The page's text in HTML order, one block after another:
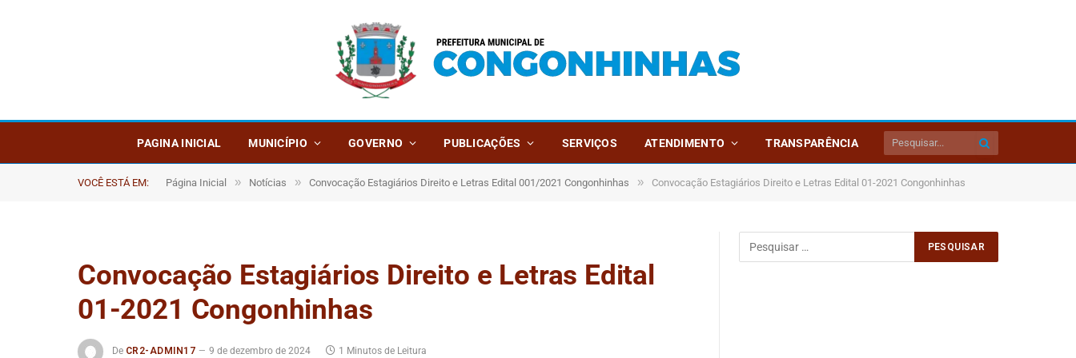
PAGINA INICIAL MUNICÍPIO GOVERNO PUBLICAÇÕES SERVIÇOS ATENDIMENTO TRANSPARÊNCIA
VOCÊ ESTÁ EM: Página Inicial » Notícias » Convocação Estagiários Direito e Letras Edital 001/2021 Congonhinhas » Convocação Estagiários Direito e Letras Edital 01-2021 Congonhinhas
Convocação Estagiários Direito e Letras Edital
01-2021 Congonhinhas
De CR2-ADMIN17 9 de dezembro de 2024 1 Minutos de Leitura